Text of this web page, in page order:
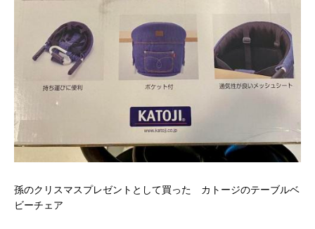
孫のクリスマスプレゼントとして買った カトージのテーブルベ
ビーチェア